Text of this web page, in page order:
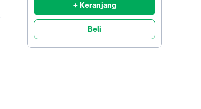
+ Keranjang
Beli